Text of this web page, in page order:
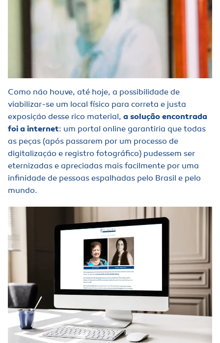
Como não houve, até hoje, a possibilidade de
viabilizar-se um local físico para correta e justa
exposição desse rico material, a solução encontrada
foi a internet: um portal online garantiria que todas
as peças (após passarem por um processo de
digitalização e registro fotográfico) pudessem ser
eternizadas e apreciadas mais facilmente por uma
infinidade de pessoas espalhadas pelo Brasil e pelo
mundo.